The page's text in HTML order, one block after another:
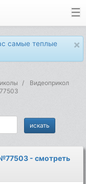
×
самые теплые
Видеоприкол
- смотреть